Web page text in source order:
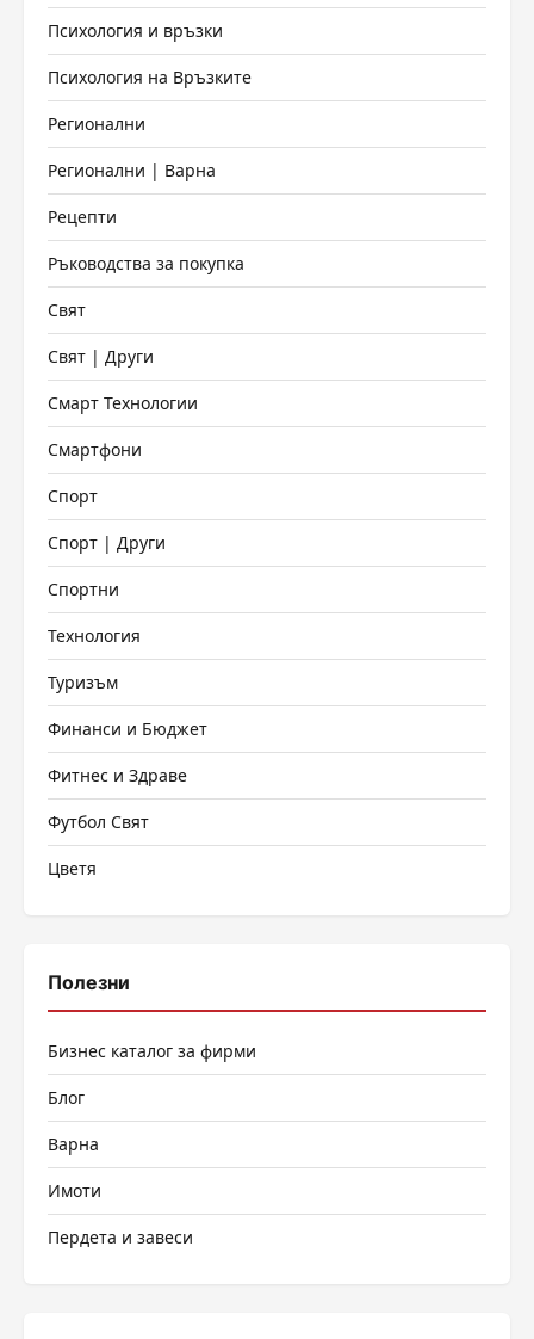
Психология и връзки
Психология на Връзките
Регионални
Регионални | Варна
Рецепти
Ръководства за покупка
Свят
Свят | Други
Смарт Технологии
Смартфони
Спорт
Спорт | Други
Спортни
Технология
Туризъм
Финанси и Бюджет
Фитнес и Здраве
Футбол Свят
Цветя
Полезни
Бизнес каталог за фирми
Блог
Варна
Имоти
Пердета и завеси